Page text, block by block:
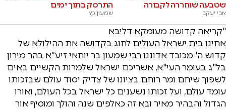
שטבעה שוחררה לקבורה
אבי יעקב
התרסק בתוך ימים
שמעון כץ
"קריאה קדושה מעומקא דליבא
אחינו בית ישראל העולים לחוג בקדושה את ההילולא של
קדוש ה' מכובד אדוננו רבי שמעון בר יוחאי זיע״א בהר מירון
בל"ג בעומר העי"א, אשריכם ישראל שלמרות הקשיים באים
לשפוך שיחם ומר רוחם בציונו של צדיק יסוד עולם שבזכותו
עומד עולם, ועל זכותו נשענים כל ישראל בכל העולם, ואורו
הגדול והבהיר מאיר ובא זה כאלפים שנה והולך ומוסיף אור